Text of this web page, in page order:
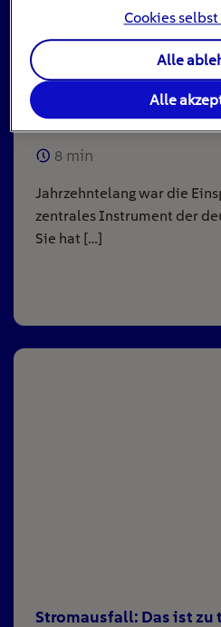
Einspeisevergütung für
Anlagen
8 min
Jahrzehntelang war die
zentrales Instrument der
Sie hat […]
Stromausfall: Das ist zu
Cookies
Alle
Alle